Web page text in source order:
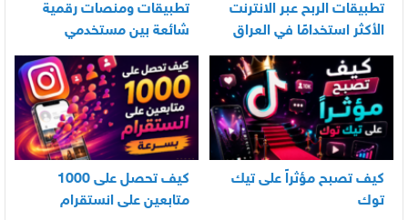
تطبيقات الربح عبر الانترنت
الأكثر استخدامًا في العراق
تطبيقات ومنصات رقمية
شائعة بين مستخدمي
الأندرويد
كيف تصبح مؤثراً على تيك
توك
كيف تحصل على 1000
متابعين على انستقرام